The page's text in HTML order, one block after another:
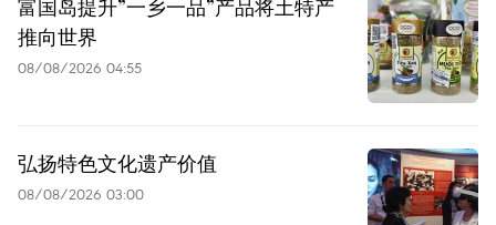
富国岛提升”一乡一品”产品将土特产
推向世界
08/08/2026 04:55
弘扬特色文化遗产价值
08/08/2026 03:00